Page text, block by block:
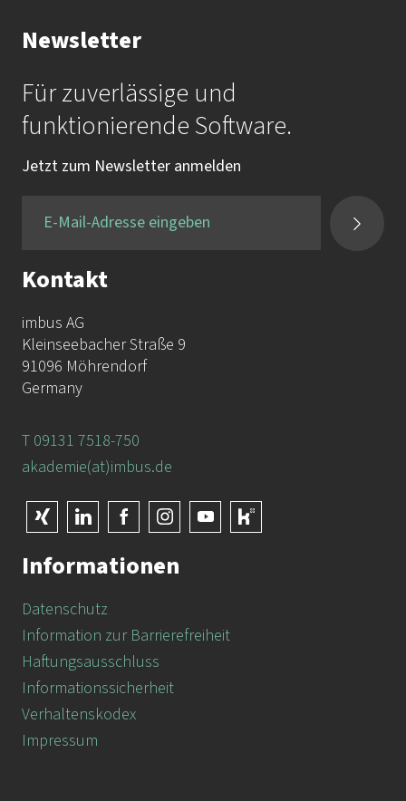
Ihr Kontakt zur Akademie
Frau Katrin Krauß
Mail: akademie@imbus.de
Tel.:
+49 9131 / 7518-750
Newsletter
Für zuverlässige und
funktionierende Software.
Jetzt zum Newsletter anmelden
Kontakt
imbus AG
Kleinseebacher Straße 9
91096 Möhrendorf
Germany
T 09131 7518-750
akademie(at)imbus.de
Informationen
Datenschutz
Information zur Barrierefreiheit
Haftungsausschluss
Informationssicherheit
Verhaltenskodex
Impressum